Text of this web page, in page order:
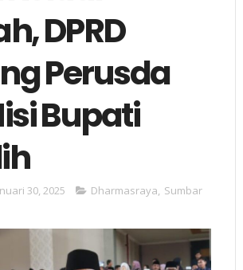
DPRD
Perusda
Bupati
30, 2025 Dharmasraya Sumbar